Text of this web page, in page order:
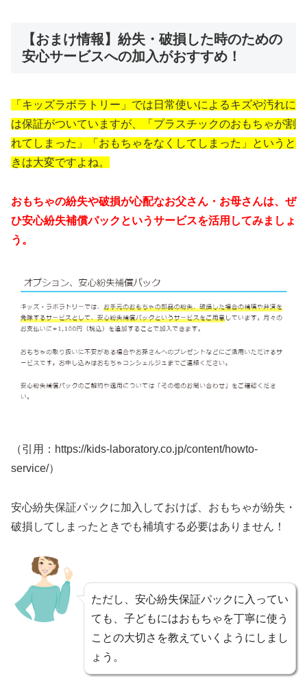
【おまけ情報】紛失・破損した時のための
安心サービスへの加入がおすすめ！
「キッズラボラトリー」では日常使いによるキズや汚れに
は保証がついていますが、「プラスチックのおもちゃが割
れてしまった」「おもちゃをなくしてしまった」というと
きは大変ですよね。
おもちゃの紛失や破損が心配なお父さん・お母さんは、ぜ
ひ安心紛失補償パックというサービスを活用してみましょ
う。
（引用：https://kids-laboratory.co.jp/content/howto-
service/）
安心紛失保証パックに加入しておけば、おもちゃが紛失・
破損してしまったときでも補填する必要はありません！
ただし、安心紛失保証パックに入ってい
ても、子どもにはおもちゃを丁寧に使う
ことの大切さを教えていくようにしまし
ょう。